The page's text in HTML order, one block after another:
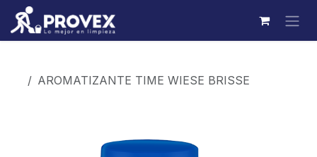
Ir al contenido
AROMATIZANTE TIME WIESE BRISSE